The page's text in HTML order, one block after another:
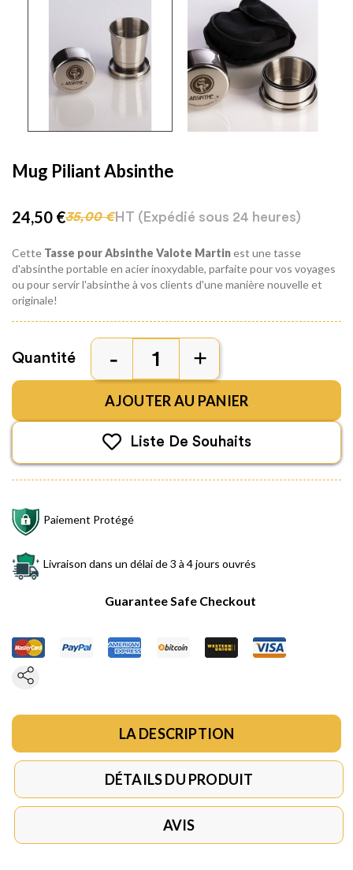
Mug Piliant Absinthe
24,50 €35,00 €HT (Expédié sous 24 heures)
Cette Tasse pour Absinthe Valote Martinest une tasse
d'absinthe portable en acier inoxydable, parfaite pour vos voyages
ou pour servir l'absinthe à vos clients d'une manière nouvelle et
originale!
Quantité
AJOUTER AU PANIER
Liste De Souhaits
Paiement Protégé
Livraison dans un délai de 3 à 4 jours ouvrés
Guarantee Safe Checkout
LA DESCRIPTION
DÉTAILS DU PRODUIT
AVIS